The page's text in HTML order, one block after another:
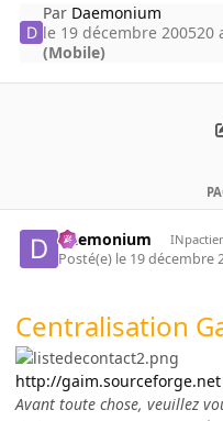
Par Daemonium
le 19 décembre 200520
(Mobile)
Daemonium
Posté(e) le 19 décembre
Centralisation
http://gaim.sourceforge.net
Avant toute chose, veuillez